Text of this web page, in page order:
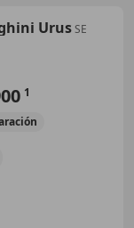
UrusSE
1